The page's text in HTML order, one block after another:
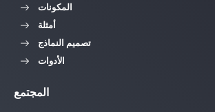
المكونات
أمثلة
تصميم النماذج
الأدوات
المجتمع